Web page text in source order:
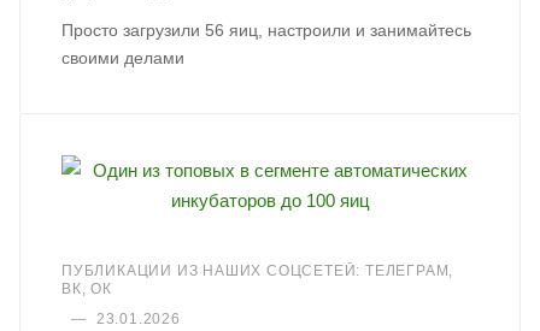
Просто загрузили 56 яиц, настроили и занимайтесь
своими делами
ПУБЛИКАЦИИ ИЗ НАШИХ СОЦСЕТЕЙ: ТЕЛЕГРАМ,
ВК, ОК
—
23.01.2026